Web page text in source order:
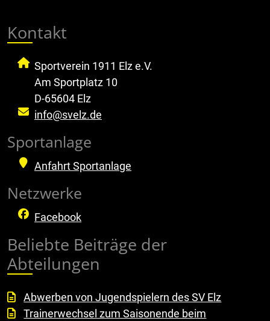
Kontakt
Sportverein 1911 Elz e.V.
Am Sportplatz 10
D-65604 Elz
info@svelz.de
Sportanlage
Anfahrt Sportanlage
Netzwerke
Facebook
Beliebte Beiträge der
Abteilungen
Abwerben von Jugendspielern des SV Elz
Trainerwechsel zum Saisonende beim